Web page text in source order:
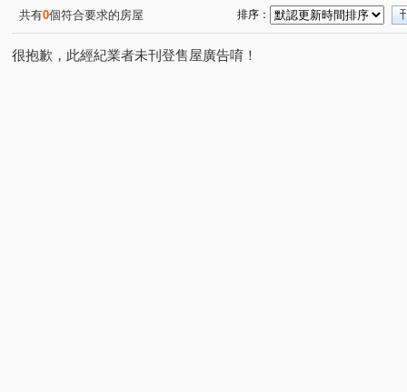
共有0個符合要求的房屋 排序：
很抱歉，此經紀業者未刊登售屋廣告唷！